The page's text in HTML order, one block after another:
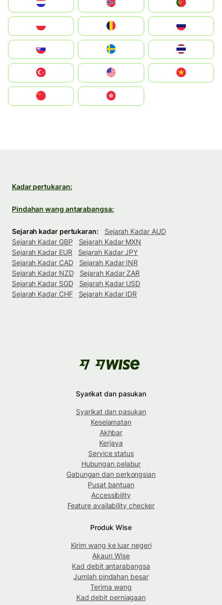
United States
中國香港特別行政區
Kadar pertukaran:
Pindahan wang antarabangsa:
Sejarah kadar pertukaran:
Sejarah Kadar AUD
Sejarah Kadar GBP
Sejarah Kadar MXN
Sejarah Kadar EUR
Sejarah Kadar JPY
Sejarah Kadar CAD
Sejarah Kadar INR
Sejarah Kadar NZD
Sejarah Kadar ZAR
Sejarah Kadar SGD
Sejarah Kadar USD
Sejarah Kadar CHF
Sejarah Kadar IDR
Syarikat dan pasukan
Syarikat dan pasukan
Keselamatan
Akhbar
Kerjaya
Service status
Hubungan pelabur
Gabungan dan perkongsian
Pusat bantuan
Accessibility
Feature availability checker
Produk Wise
Kirim wang ke luar negeri
Akaun Wise
Kad debit antarabangsa
Jumlah pindahan besar
Terima wang
Kad debit perniagaan